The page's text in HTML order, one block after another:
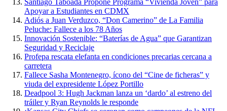
Santiago Taboada Propone Programa “Vivienda Joven” para
Apoyar a Estudiantes en CDMX
Adiós a Juan Verduzco, “Don Camerino” de La Familia
Peluche: Fallece a los 78 Años
Innovación Sostenible: “Baterías de Agua” que Garantizan
Seguridad y Reciclaje
Profepa rescata elefanta en condiciones precarias cercana a
carretera
Fallece Sasha Montenegro, ícono del “Cine de ficheras” y
viuda del expresidente López Portillo
Deadpool 3: Hugh Jackman lanza un ‘dardo’ al estreno del
tráiler y Ryan Reynolds le responde